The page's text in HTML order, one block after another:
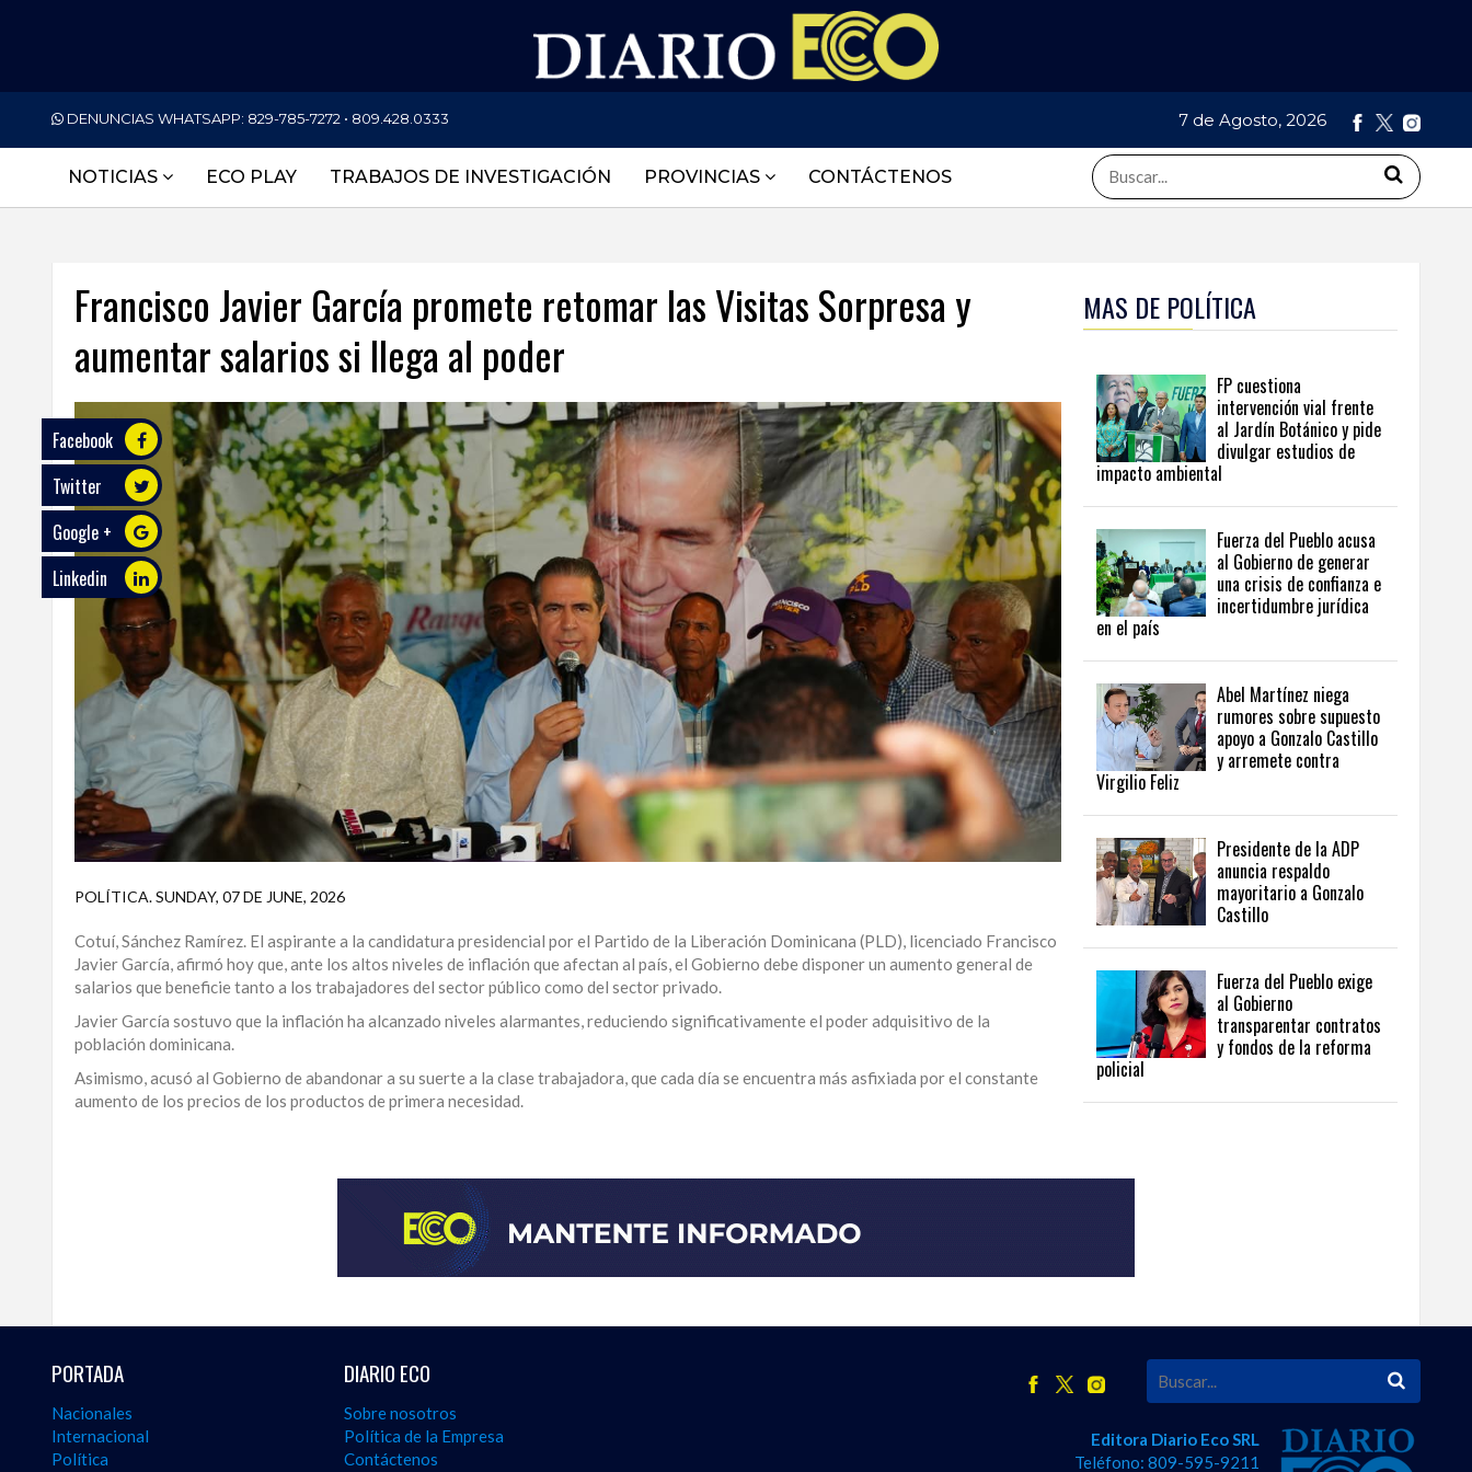
DENUNCIAS WHATSAPP: 829-785-7272 • 809.428.0333 7 de Agosto, 2026
NOTICIAS ECO PLAY TRABAJOS DE INVESTIGACIÓN PROVINCIAS CONTÁCTENOS
NACIONALES
ECONOMÍA
SALUD
TECNOLOGÍA
ECO
PLAY
TRABAJOS
INVESTIGACIÓN
PROVINCIAS
DISTRITO
NACIONAL
SANTO
DOMINGO
SANTIAGO
ALTAGRACIA
PUERTO
PLATA
Francisco Javier García promete retomar las Visitas Sorpresa y
aumentar salarios si llega al poder
Facebook
Twitter
Google +
Linkedin
POLÍTICA.SUNDAY, 07 DE JUNE, 2026
Cotuí, Sánchez Ramírez. El aspirante a la candidatura presidencial por el Partido de la Liberación Dominicana (PLD), licenciado Francisco
Javier García, afirmó hoy que, ante los altos niveles de inflación que afectan al país, el Gobierno debe disponer un aumento general de
salarios que beneficie tanto a los trabajadores del sector público como del sector privado.
Javier García sostuvo que la inflación ha alcanzado niveles alarmantes, reduciendo significativamente el poder adquisitivo de la
población dominicana.
Asimismo, acusó al Gobierno de abandonar a su suerte a la clase trabajadora, que cada día se encuentra más asfixiada por el constante
aumento de los precios de los productos de primera necesidad.
gubernamental
en
Dominican
politics
and
MAS DE POLÍTICA
FP cuestiona
intervención vial frente
al Jardín Botánico y pide
divulgar estudios de
impacto ambiental
Fuerza del Pueblo acusa
al Gobierno de generar
una crisis de confianza e
incertidumbre jurídica
en el país
Abel Martínez niega
rumores sobre supuesto
apoyo a Gonzalo Castillo
y arremete contra
Virgilio Feliz
Presidente de la ADP
anuncia respaldo
mayoritario a Gonzalo
Castillo
Fuerza del Pueblo exige
al Gobierno
transparentar contratos
y fondos de la reforma
policial
PORTADA
Nacionales
Internacional
Política
DIARIO ECO
Sobre nosotros
Política de la Empresa
Contáctenos
Editora Diario Eco SRL
Teléfono: 809-595-9211